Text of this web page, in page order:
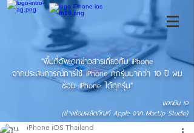
"พื้นที่อัพเดทข่าวสารเกี่ยวกับ iPhone
จากประสบการณ์การใช้ iPhone ทุกรุ่นมากว่า 10 ปี ผม
ซ่อม iPhone ได้ทุกรุ่น"
แอดมิน เอ
(ช่างซ่อมผลิตภัณฑ์ Apple จาก MacUp Studio)
iPhone iOS Thailand